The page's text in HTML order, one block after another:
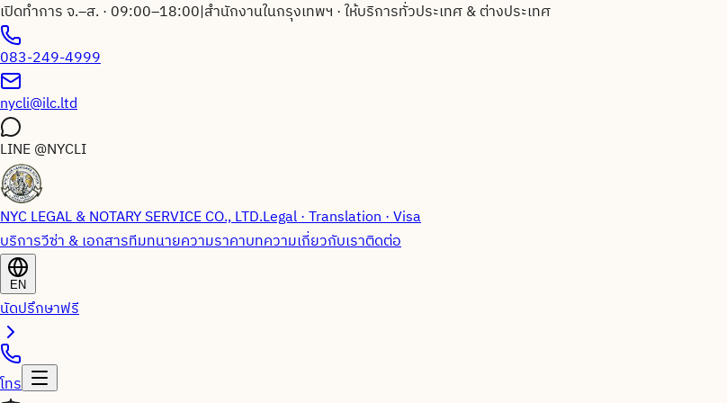
เปิดทำการ จ.–ส. · 09:00–18:00|สำนักงานในกรุงเทพฯ · ให้บริการทั่วประเทศ & ต่างประเทศ
083-249-4999
nycli@ilc.ltd
LINE@NYCLI
NYC LEGAL & NOTARY SERVICE CO., LTD.Legal · Translation · Visa
บริการวีซ่า & เอกสารทีมทนายความราคาบทความเกี่ยวกับเราติดต่อ
EN
นัดปรึกษาฟรี
โทร